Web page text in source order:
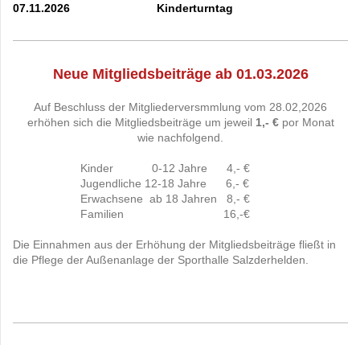
07.11.2026 Kinderturntag
Neue Mitgliedsbeiträge ab 01.03.2026
Auf Beschluss der Mitgliederversmmlung vom 28.02,2026
erhöhen sich die Mitgliedsbeiträge um jeweil 1,- €por Monat
wie nachfolgend.
Kinder 0-12 Jahre 4,- €
Jugendliche 12-18 Jahre 6,- €
Erwachsene ab 18 Jahren 8,- €
Familien 16,-€
Die Einnahmen aus der Erhöhung der Mitgliedsbeiträge fließt in
die Pflege der Außenanlage der Sporthalle Salzderhelden.